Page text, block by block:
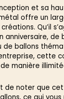
et sa
offre un
Qu’il
anniversaire, de
de ballons
cette
manière
de noter que